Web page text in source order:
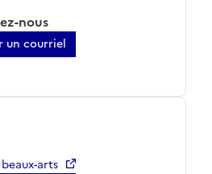
nous
un courriel
arts